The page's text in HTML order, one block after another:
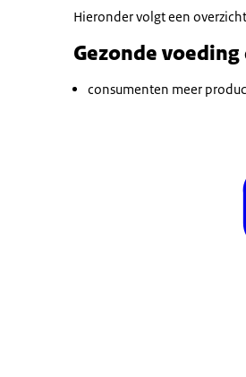
Hieronder volgt een
Gezonde
consumenten meer